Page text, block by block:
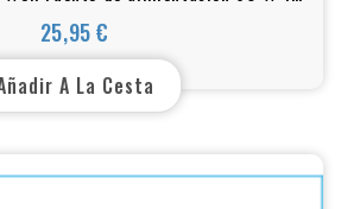
V 5 A LPV
25,95 €
Precio
A La Cesta